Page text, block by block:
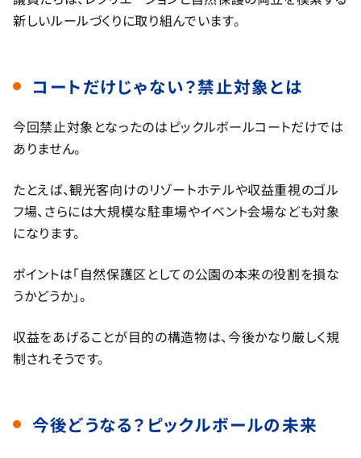
新しいルールづくりに取り組んでいます。
コートだけじゃない？禁止対象とは
今回禁止対象となったのはピックルボールコートだけでは
ありません。
たとえば、観光客向けのリゾートホテルや収益重視のゴル
フ場、さらには大規模な駐車場やイベント会場なども対象
になります。
ポイントは「自然保護区としての公園の本来の役割を損な
うかどうか」。
収益をあげることが目的の構造物は、今後かなり厳しく規
制されそうです。
今後どうなる？ピックルボールの未来